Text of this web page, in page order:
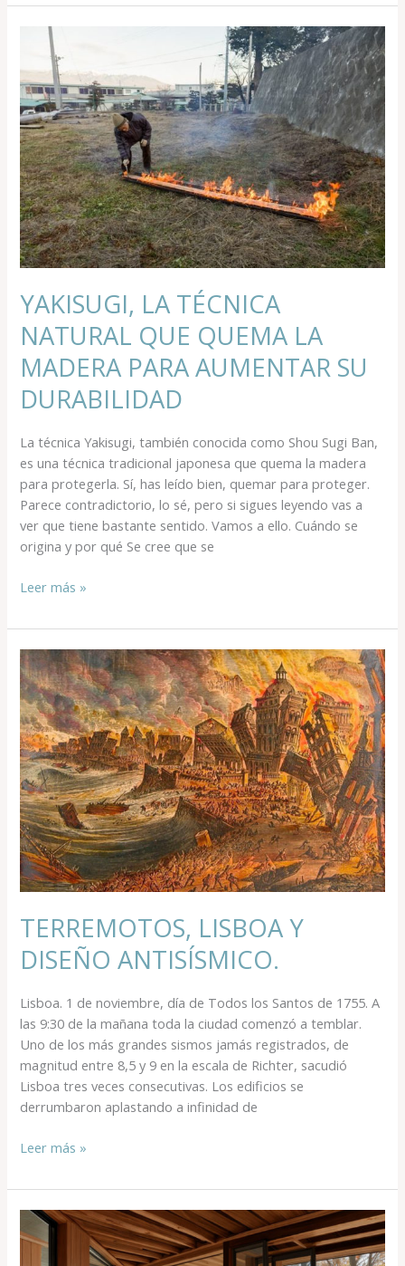
YAKISUGI, LA TÉCNICA
NATURAL QUE QUEMA LA
MADERA PARA AUMENTAR SU
DURABILIDAD
La técnica Yakisugi, también conocida como Shou Sugi Ban,
es una técnica tradicional japonesa que quema la madera
para protegerla. Sí, has leído bien, quemar para proteger.
Parece contradictorio, lo sé, pero si sigues leyendo vas a
ver que tiene bastante sentido. Vamos a ello. Cuándo se
origina y por qué Se cree que se
YAKISUGI,
TÉCNICA
NATURAL
QUE
QUEMA
LA
MADERA
PARA
AUMENTAR
SU
DURABILIDAD
Leer más »
TERREMOTOS, LISBOA Y
DISEÑO ANTISÍSMICO.
Lisboa. 1 de noviembre, día de Todos los Santos de 1755. A
las 9:30 de la mañana toda la ciudad comenzó a temblar.
Uno de los más grandes sismos jamás registrados, de
magnitud entre 8,5 y 9 en la escala de Richter, sacudió
Lisboa tres veces consecutivas. Los edificios se
derrumbaron aplastando a infinidad de
TERREMOTOS,
LISBOA
Y
DISEÑO
ANTISÍSMICO.
Leer más »
¿QUÉ
PIENSA